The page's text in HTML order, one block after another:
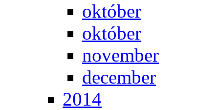
ok­tó­ber
ok­tó­ber
no­vem­ber
de­cem­ber
2014